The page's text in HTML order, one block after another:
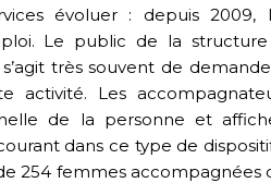
évoluer : depuis 2009,
Le public de la
très souvent de
activité. Les
de la personne et
dans ce type de
254 femmes accompagnées